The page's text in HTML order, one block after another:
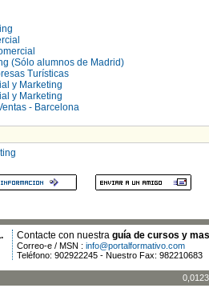
(Sólo alumnos de Madrid)
Turísticas
y Marketing
y Marketing
- Barcelona
Contacte con nuestra guía de cursos y
Correo-e / MSN : info@portalformativo.com
Teléfono: 902922245 - Nuestro Fax: 982210683